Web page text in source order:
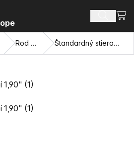
Hľadať
Rod Wipers Štandardný stierač tyčí 1,90"